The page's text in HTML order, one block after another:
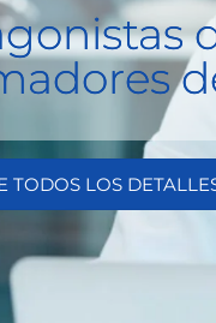
TODOS LOS